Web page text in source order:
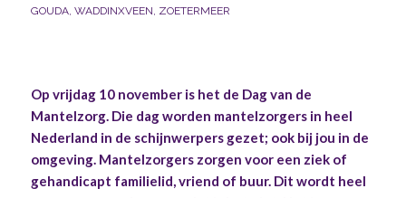
GOUDA, WADDINXVEEN, ZOETERMEER
Op vrijdag 10 november is het de Dag van de
Mantelzorg. Die dag worden mantelzorgers in heel
Nederland in de schijnwerpers gezet; ook bij jou in de
omgeving. Mantelzorgers zorgen voor een ziek of
gehandicapt familielid, vriend of buur. Dit wordt heel